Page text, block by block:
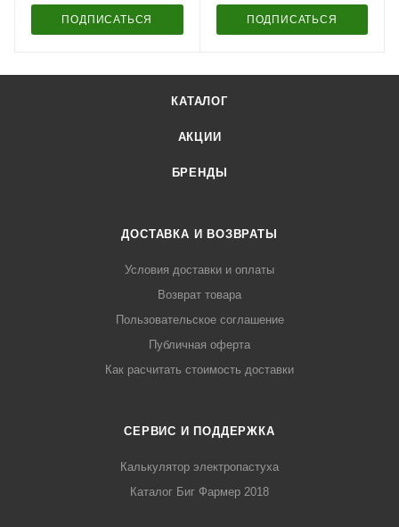
ПОДПИСАТЬСЯ ПОДПИСАТЬСЯ
КАТАЛОГ
АКЦИИ
БРЕНДЫ
ДОСТАВКА И ВОЗВРАТЫ
Условия доставки и оплаты
Возврат товара
Пользовательское соглашение
Публичная оферта
Как расчитать стоимость доставки
СЕРВИС И ПОДДЕРЖКА
Калькулятор электропастуха
Каталог Биг Фармер 2018